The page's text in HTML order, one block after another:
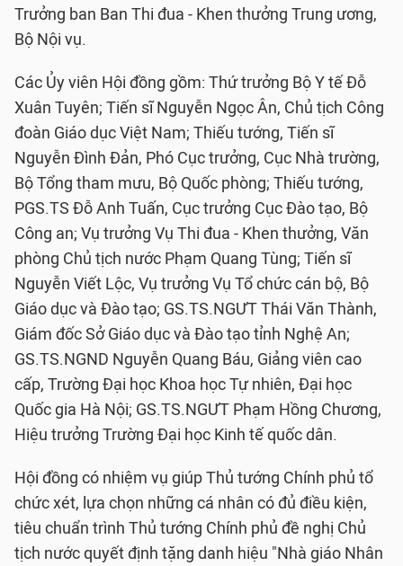
Trưởng ban Ban Thi đua - Khen thưởng Trung ương,
Bộ Nội vụ.
Các Ủy viên Hội đồng gồm: Thứ trưởng Bộ Y tế Đỗ
Xuân Tuyên; Tiến sĩ Nguyễn Ngọc Ân, Chủ tịch Công
đoàn Giáo dục Việt Nam; Thiếu tướng, Tiến sĩ
Nguyễn Đình Đản, Phó Cục trưởng, Cục Nhà trường,
Bộ Tổng tham mưu, Bộ Quốc phòng; Thiếu tướng,
PGS.TS Đỗ Anh Tuấn, Cục trưởng Cục Đào tạo, Bộ
Công an; Vụ trưởng Vụ Thi đua - Khen thưởng, Văn
phòng Chủ tịch nước Phạm Quang Tùng; Tiến sĩ
Nguyễn Viết Lộc, Vụ trưởng Vụ Tổ chức cán bộ, Bộ
Giáo dục và Đào tạo; GS.TS.NGƯT Thái Văn Thành,
Giám đốc Sở Giáo dục và Đào tạo tỉnh Nghệ An;
GS.TS.NGND Nguyễn Quang Báu, Giảng viên cao
cấp, Trường Đại học Khoa học Tự nhiên, Đại học
Quốc gia Hà Nội; GS.TS.NGƯT Phạm Hồng Chương,
Hiệu trưởng Trường Đại học Kinh tế quốc dân.
Hội đồng có nhiệm vụ giúp Thủ tướng Chính phủ tổ
chức xét, lựa chọn những cá nhân có đủ điều kiện,
tiêu chuẩn trình Thủ tướng Chính phủ đề nghị Chủ
tịch nước quyết định tặng danh hiệu "Nhà giáo Nhân